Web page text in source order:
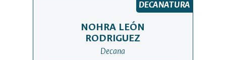
DECANATURA
NOHRA LEÓN
RODRIGUEZ
Decana